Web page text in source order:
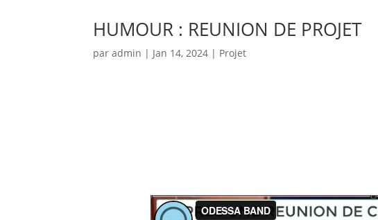
HUMOUR : REUNION DE PROJET
paradmin | Jan 14, 2024 | Projet